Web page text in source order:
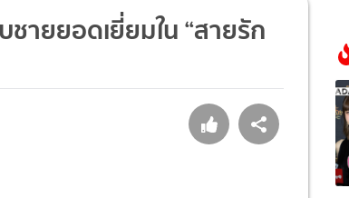
ชายยอดเยี่ยมใน “สายรัก